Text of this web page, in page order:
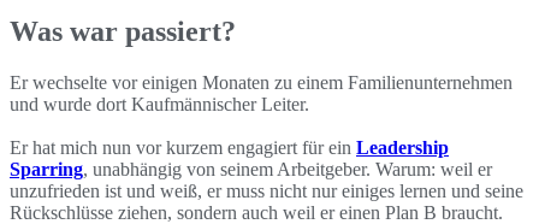
Was war passiert?
Er wechselte vor einigen Monaten zu einem Familienunternehmen
und wurde dort Kaufmännischer Leiter.
Er hat mich nun vor kurzem engagiert für ein Leadership
Sparring, unabhängig von seinem Arbeitgeber. Warum: weil er
unzufrieden ist und weiß, er muss nicht nur einiges lernen und seine
Rückschlüsse ziehen, sondern auch weil er einen Plan B braucht.